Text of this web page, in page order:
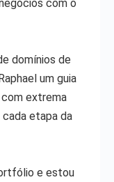
com o
domínios de
um guia
extrema
etapa da
e estou